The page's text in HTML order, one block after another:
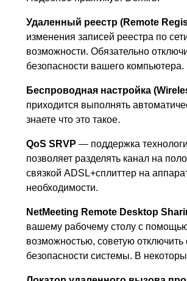
Удаленный реестр (Remote
изменения записей реестра по
возможности. Обязательно
безопасности вашего компьютера.
Беспроводная настройка
приходится выполнять
знаете что это такое.
QoS SRVP — поддержка
позволяет разделять канал на
связкой ADSL+сплиттер на
необходимости.
NetMeeting Remote Desktop
вашему рабочему столу с
возможностью, советую отключить
безопасности системы. В